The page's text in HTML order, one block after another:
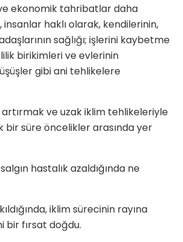
ve ekonomik tahribatlar daha
haklı olarak, kendilerinin,
sağlığı; işlerini kaybetme
birikimleri ve evlerinin
gibi ani tehlikelere
ve uzak iklim tehlikeleriyle
bir süreöncelikler arasında yer
hastalık azaldığında ne
iklim sürecinin rayına
bir fırsat doğdu.